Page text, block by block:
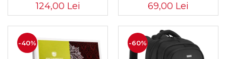
124,00 Lei
69,00 Lei
-40% -60%